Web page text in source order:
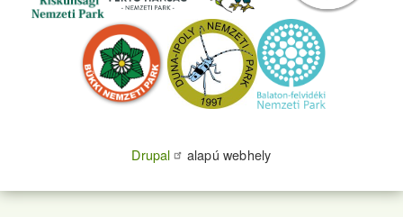
Drupal alapú webhely